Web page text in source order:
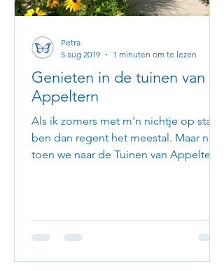
Genieten in de tuinen van
Appeltern
Als ik zomers met m'n nichtje op stap
ben dan regent het meestal. Maar niet
toen we naar de Tuinen van Appeltern
Petra
5 aug 2019
1 minuten om te lezen